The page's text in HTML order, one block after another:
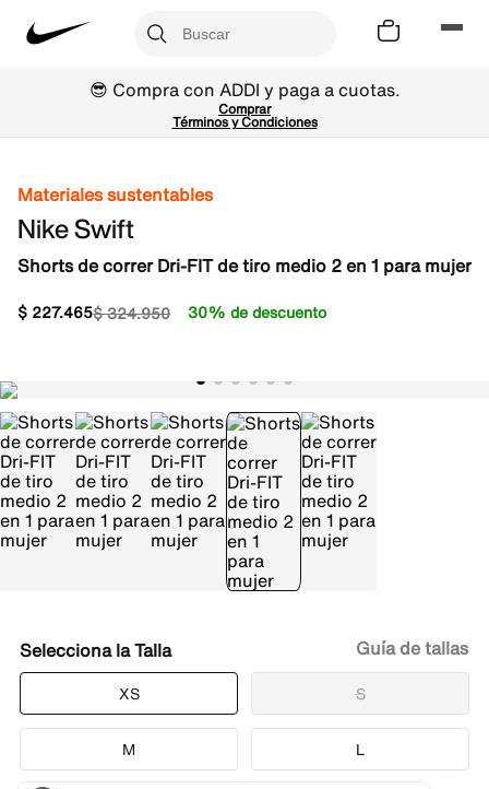
😎 Compra con ADDI y paga a cuotas.
Comprar
Términos y Condiciones
Materiales sustentables
Nike Swift
Shorts de correr Dri-FIT de tiro medio 2 en 1 para mujer
$324.950
$ 227.465 30% de descuento
Talla
XS S
M L
Guía de tallas